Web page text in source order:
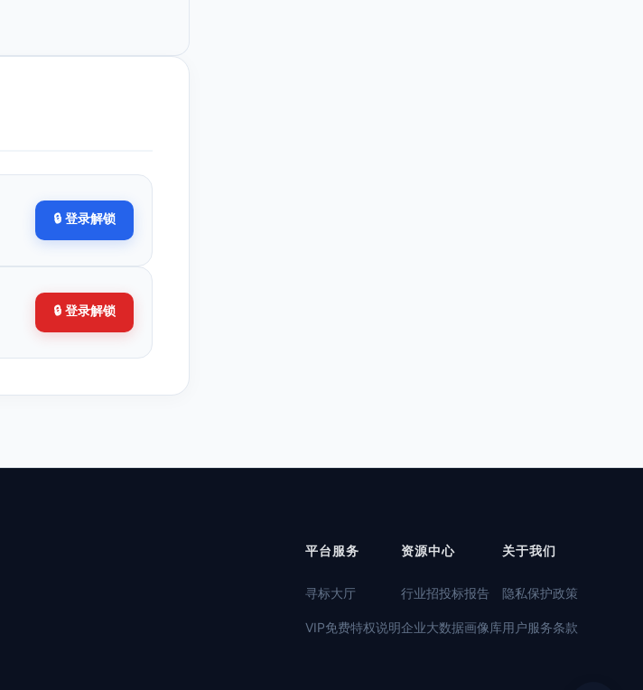
🔒 登录解锁
🔒 登录解锁
平台服务
寻标大厅
VIP免费特权说明
资源中心
行业招投标报告
企业大数据画像库
关于我们
隐私保护政策
用户服务条款